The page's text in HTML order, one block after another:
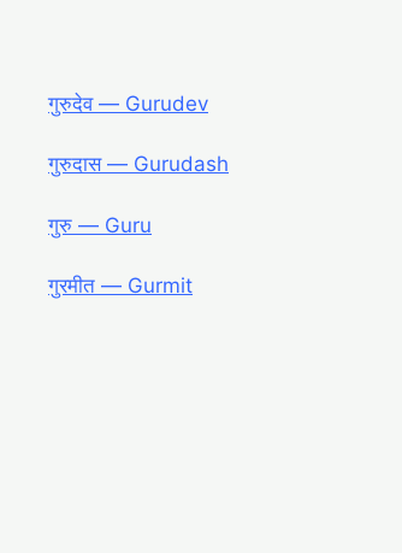
गुरुदेव ― Gurudev
गुरुदास ― Gurudash
गुरु ― Guru
गुरमीत ― Gurmit